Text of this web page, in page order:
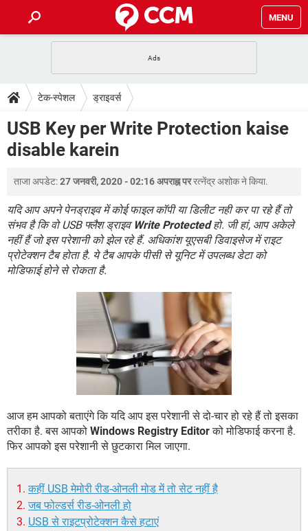
MENU
फोन पर अकाउंट बैलेंस चेक
WhatsApp Hack हो गया? Lucky Patcher यूज करें
टेक-स्पेशल
2020 के फ्री एंटीवायरस
बेस्ट फ्री ऑनलाइन गेम्स
डाउनलोड
Vidmate
FORUM
TikTok Account Freeze हो गया JioPhone में TikTok डाउनलोड
SBI बैंक अकाउंट नंबर पता करें
केबल और कनेक्टर्स कंप्यूटर बस
सीरियल और पैरलल पोर्ट
टेक-स्पेशल ड्राइवर्स
USB Key per Write Protection kaise
disable karein
ताजा अपडेट:27 जनवरी, 2020 - 02:16 अपराह्न पररत्नेंद्र अशोकने किया.
यदि आप अपने पेनड्राइव में कोई फाइल कॉपी या डिलीट नही कर पा रहे हैं तो
संभव है कि वो USB फ्लैश ड्राइवWrite Protectedहो. जी हां, आप अकेले
नहीं हैं जो इस परेशानी को झेल रहे हैं. अधिकांश यूएसबी डिवाइसेज में राइट
प्रोटेक्शन टैब होता है. ये टैब आपके पीसी से यूनिट में उपलब्ध डेटा को
मोडिफाई होने से रोकता है.
आज हम आपको बताएंगे कि यदि आप इस परेशानी से दो-चार हो रहे हैं तो इसका
तरीका है. बस आपको Windows Registry Editorको मोडिफाई करना है.
फिर आपको इस परेशानी से छुटकारा मिल जाएगा.
कहीं USB मेमोरी रीड-ओनली मोड में तो सेट नहीं है
जब फोल्डर्स रीड-ओनली हो
USB से राइटप्रोटेक्शन कैसे हटाएं